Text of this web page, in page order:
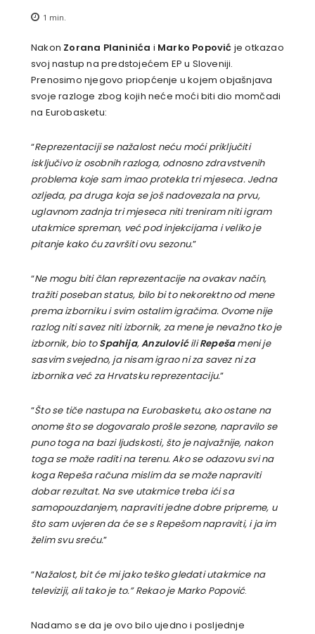
1 min.
Nakon Zorana Planinića i Marko Popović je otkazao
svoj nastup na predstojećem EP u Sloveniji.
Prenosimo njegovo priopćenje u kojem objašnjava
svoje razloge zbog kojih neće moći biti dio momčadi
na Eurobasketu:
“Reprezentaciji se nažalost neću moći priključiti
isključivo iz osobnih razloga, odnosno zdravstvenih
problema koje sam imao protekla tri mjeseca. Jedna
ozljeda, pa druga koja se još nadovezala na prvu,
uglavnom zadnja tri mjeseca niti treniram niti igram
utakmice spreman, već pod injekcijama i veliko je
pitanje kako ću završiti ovu sezonu.”
“Ne mogu biti član reprezentacije na ovakav način,
tražiti poseban status, bilo bi to nekorektno od mene
prema izborniku i svim ostalim igračima. Ovome nije
razlog niti savez niti izbornik, za mene je nevažno tko je
izbornik, bio toSpahija,AnzulovićiliRepešameni je
sasvim svejedno, ja nisam igrao ni za savez ni za
izbornika već za Hrvatsku reprezentaciju.”
“Što se tiče nastupa na Eurobasketu, ako ostane na
onome što se dogovaralo prošle sezone, napravilo se
puno toga na bazi ljudskosti, što je najvažnije, nakon
toga se može raditi na terenu. Ako se odazovu svi na
koga Repeša računa mislim da se može napraviti
dobar rezultat. Na sve utakmice treba ići sa
samopouzdanjem, napraviti jedne dobre pripreme, u
što sam uvjeren da će se s Repešom napraviti, i ja im
želim svu sreću.”
“Nažalost, bit će mi jako teško gledati utakmice na
televiziji, ali tako je to.” Rekao je Marko Popović.
Nadamo se da je ovo bilo ujedno i posljednje